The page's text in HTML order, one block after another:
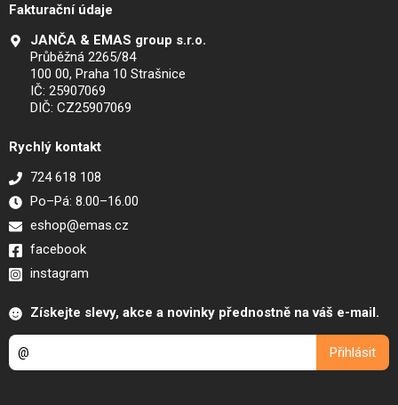
Fakturační údaje
JANČA & EMAS group s.r.o.
Průběžná 2265/84
100 00, Praha 10 Strašnice
IČ: 25907069
DIČ: CZ25907069
Rychlý kontakt
724 618 108
Po–Pá: 8.00–16.00
eshop@emas.cz
facebook
instagram
Získejte slevy, akce a novinky přednostně na váš e-mail.